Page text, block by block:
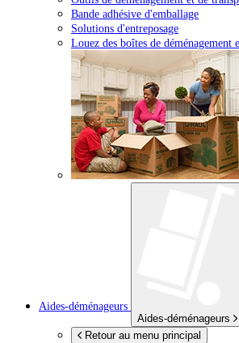
Bande adhésive d'emballage
Solutions d'entreposage
Louez des boîtes de déménagement
Aides-déménageurs
Aides-déménageurs
Retour au menu principal